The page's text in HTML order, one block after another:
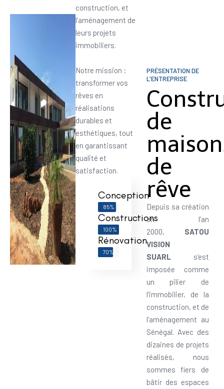
construction, et
l’aménagement de
leurs projets
immobiliers.
Notre mission :
transformer vos
rêves en
réalisations
durables et
esthétiques, tout
en garantissant
qualité et
satisfaction.
Conception
85%
Constructions
100%
Rénovation
70%
PRÉSENTATION DE
L'ENTREPRISE
de
de
rêve
Depuis sa création
en l’an
2000, SATOU
VISION
SUARLs’est
imposée comme
un pilier de
l’immobilier, de la
construction, et de
l’aménagement au
Sénégal. Avec des
dizaines de projets
réalisés, nous
sommes fiers de
bâtir des espaces